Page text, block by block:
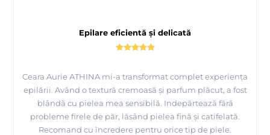
Epilare eficientă și delicată
Ceara Aurie ATHINA mi-a transformat complet experiența
epilării. Având o textură cremoasă și parfum plăcut, a fost
blândă cu pielea mea sensibilă. Indepărtează fără
probleme firele de păr, lăsând pielea fină și catifelată.
Recomand cu încredere pentru orice tip de piele.